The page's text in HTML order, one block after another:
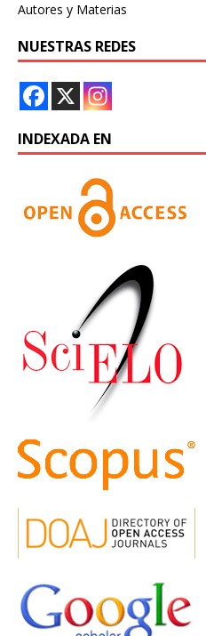
Autores y Materias
NUESTRAS REDES
INDEXADA EN